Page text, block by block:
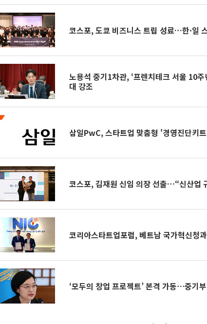
코스포, 도쿄 비즈니스 트립 성료…한·일
노용석 중기1차관, ‘프렌치테크 서울 10
대 강조
삼일PwC, 스타트업 맞춤형 '경영진단키
코스포, 김재원 신임 의장 선출…“신산업
코리아스타트업포럼, 베트남 국가혁신청
‘모두의 창업 프로젝트’ 본격 가동⋯중기